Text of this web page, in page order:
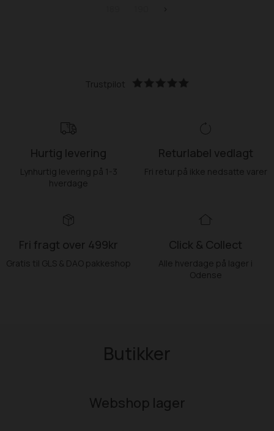
Trustpilot
Hurtig levering
Lynhurtig levering på 1-3
hverdage
Returlabel vedlagt
Fri retur på ikke nedsatte varer
Fri fragt over 499kr
Gratis til GLS & DAO pakkeshop
Click & Collect
Alle hverdage på lager i
Odense
Butikker
Webshop lager